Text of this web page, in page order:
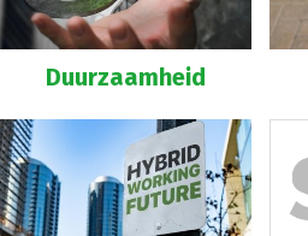
Duurzaamheid